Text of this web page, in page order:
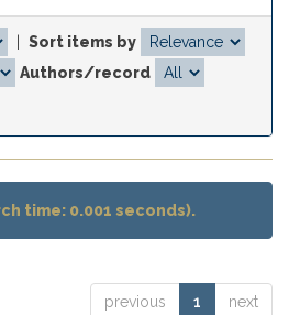
Sort items by
Authors/record
time: 0.001 seconds).
previous 1 next